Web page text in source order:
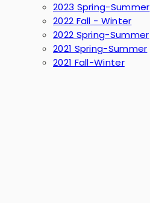
2023 Spring-Summer
2022 Fall - Winter
2022 Spring-Summer
2021 Spring-Summer
2021 Fall-Winter